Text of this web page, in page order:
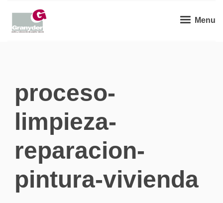
Menu
proceso-
limpieza-
reparacion-
pintura-vivienda